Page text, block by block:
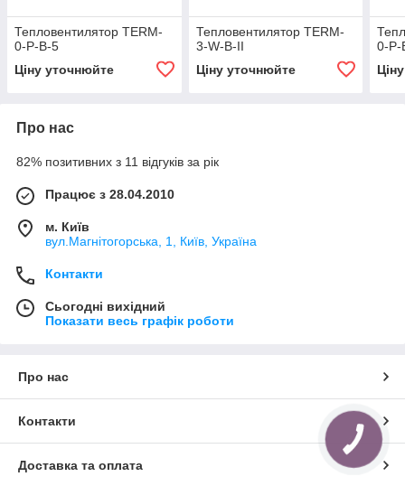
Тепловентилятор TERM-
0-P-B-5
Ціну уточнюйте
Тепловентилятор TERM-
3-W-B-II
Ціну уточнюйте
0-P-
Про нас
82% позитивних з 11 відгуків за рік
Працює з 28.04.2010
м. Київ
вул.Магнітогорська, 1, Київ, Україна
Контакти
Сьогодні вихідний
Показати весь графік роботи
Про нас
Контакти
Доставка та оплата
КНОПКА
ЗВ'ЯЗКУ